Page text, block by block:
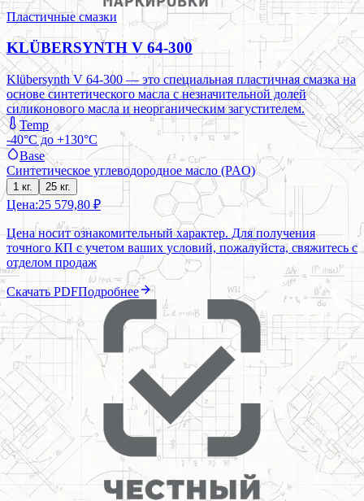
Пластичные смазки
KLÜBERSYNTH V 64-300
Klübersynth V 64-300 — это специальная пластичная смазка на
основе синтетического масла с незначительной долей
силиконового масла и неорганическим загустителем.
Temp
-40°C до +130°C
Base
Синтетическое углеводородное масло (PAO)
1 кг. 25 кг.
Цена:25 579,80 ₽
Цена носит ознакомительный характер. Для получения
точного КП с учетом ваших условий, пожалуйста, свяжитесь с
отделом продаж
Скачать PDFПодробнее